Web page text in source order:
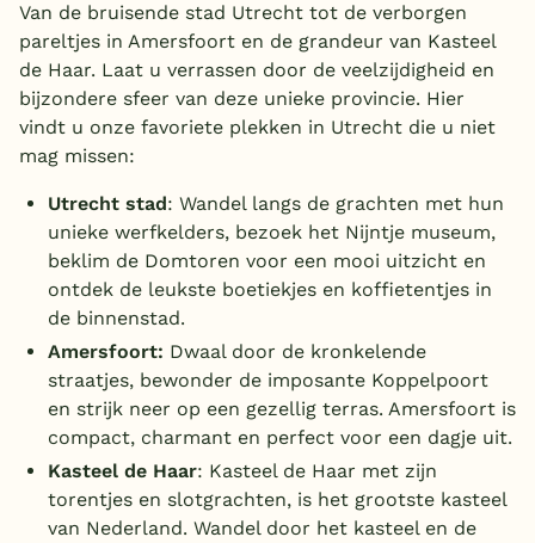
Van de bruisende stad Utrecht tot de verborgen
pareltjes in Amersfoort en de grandeur van Kasteel
de Haar. Laat u verrassen door de veelzijdigheid en
bijzondere sfeer van deze unieke provincie. Hier
vindt u onze favoriete plekken in Utrecht die u niet
mag missen:
Utrecht stad: Wandel langs de grachten met hun
unieke werfkelders, bezoek het Nijntje museum,
beklim de Domtoren voor een mooi uitzicht en
ontdek de leukste boetiekjes en koffietentjes in
de binnenstad.
Amersfoort: Dwaal door de kronkelende
straatjes, bewonder de imposante Koppelpoort
en strijk neer op een gezellig terras. Amersfoort is
compact, charmant en perfect voor een dagje uit.
Kasteel de Haar: Kasteel de Haar met zijn
torentjes en slotgrachten, is het grootste kasteel
van Nederland. Wandel door het kasteel en de